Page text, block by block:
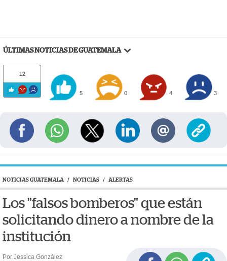
ÚLTIMAS NOTICIAS DE GUATEMALA
12
5 0 4 3
NOTICIAS GUATEMALA / NOTICIAS / ALERTAS
Los "falsos bomberos" que están
solicitando dinero a nombre de la
institución
Por Jessica González